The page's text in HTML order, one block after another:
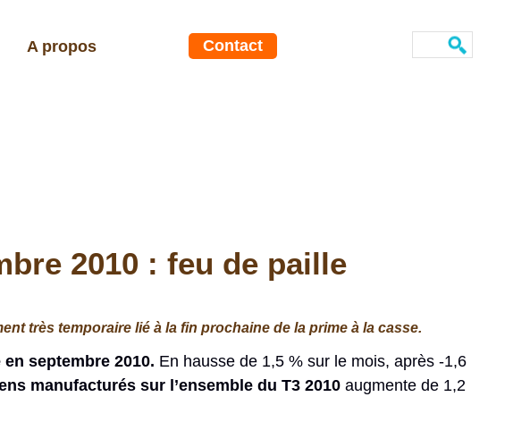
A propos Contact
2010 : feu de paille
très temporaire lié à la fin prochaine de la prime à la casse.
septembre 2010. En hausse de 1,5 % sur le mois, après -1,6
manufacturés sur l’ensemble du T3 2010 augmente de 1,2